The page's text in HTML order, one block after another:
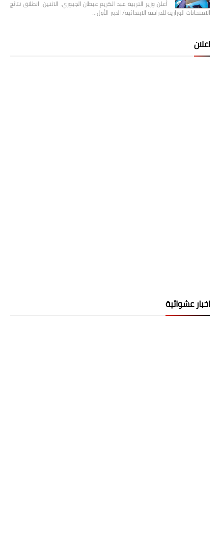
أعلن وزير التربية عبد الكريم عبطان الجبوري، الاثنين، انطلاق نتائج
الامتحانات الوزارية للدراسة الابتدائية/ الدور الأول…
اعلان
اخبار عشوائية